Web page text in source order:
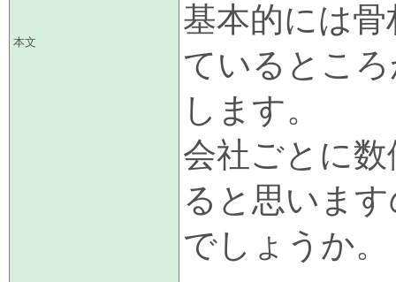
本文
基本的には
ているとこ
します。
会社ごとに
ると思いま
でしょうか。